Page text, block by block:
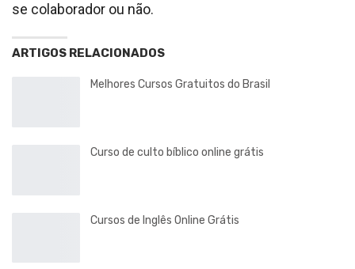
se colaborador ou não.
ARTIGOS RELACIONADOS
Melhores Cursos Gratuitos do Brasil
Curso de culto bíblico online grátis
Cursos de Inglês Online Grátis